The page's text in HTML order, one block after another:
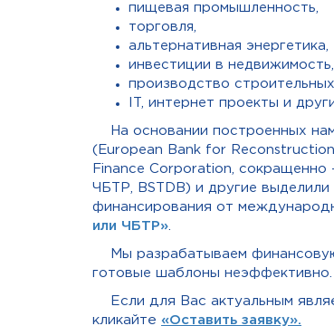
пищевая промышленность,
торговля,
альтернативная энергетика,
инвестиции в недвижимость,
производство
IT, интернет проекты и
На основании построенных
(European Bank for
Finance Corporation, сокращенно
ЧБТР, BSTDB) и другие
финансирования от
или ЧБТР»
Мы разрабатываем
готовые шаблоны неэффективно.
Если для Вас актуальным
кликайте «Оставить заявку».